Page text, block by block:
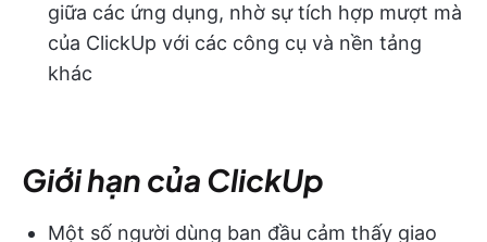
giữa các ứng dụng, nhờ sự tích hợp mượt mà
của ClickUp với các công cụ và nền tảng
khác
Giới hạn của ClickUp
Một số người dùng ban đầu cảm thấy giao